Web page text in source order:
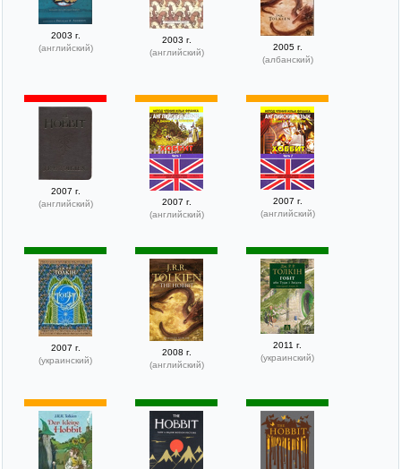
2003 г.
(английский)
2003 г.
(английский)
2005 г.
(албанский)
2007 г.
(английский)
2007 г.
(английский)
2007 г.
(английский)
2007 г.
(украинский)
2008 г.
(английский)
2011 г.
(украинский)